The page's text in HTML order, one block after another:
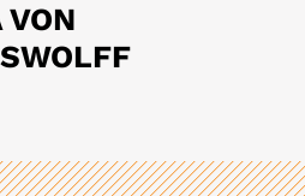
VON